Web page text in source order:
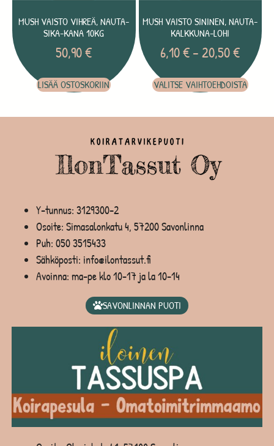
MUSH VAISTO VIHREÄ, NAUTA-
SIKA-KANA 10KG
50,90€
LISÄÄ OSTOSKORIIN
MUSH VAISTO SININEN, NAUTA-
KALKKUNA-LOHI
6,10€– 20,50€
VALITSE VAIHTOEHDOISTA
Y-tunnus: 3129300-2
Osoite: Simasalonkatu 4, 57200 Savonlinna
Puh: 050 3515433
Sähköposti: info@ilontassut.fi
Avoinna: ma-pe klo 10-17 ja la 10-14
SAVONLINNAN PUOTI